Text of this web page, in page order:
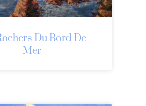
Du Bord De
Mer